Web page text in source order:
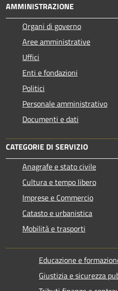
AMMINISTRAZIONE
Organi di governo
Aree amministrative
Uffici
Enti e fondazioni
Politici
Personale amministrativo
Documenti e dati
CATEGORIE DI SERVIZIO
Anagrafe e stato civile
Cultura e tempo libero
Imprese e Commercio
Catasto e urbanistica
Mobilità e trasporti
Educazione e
Giustizia e sicurezza